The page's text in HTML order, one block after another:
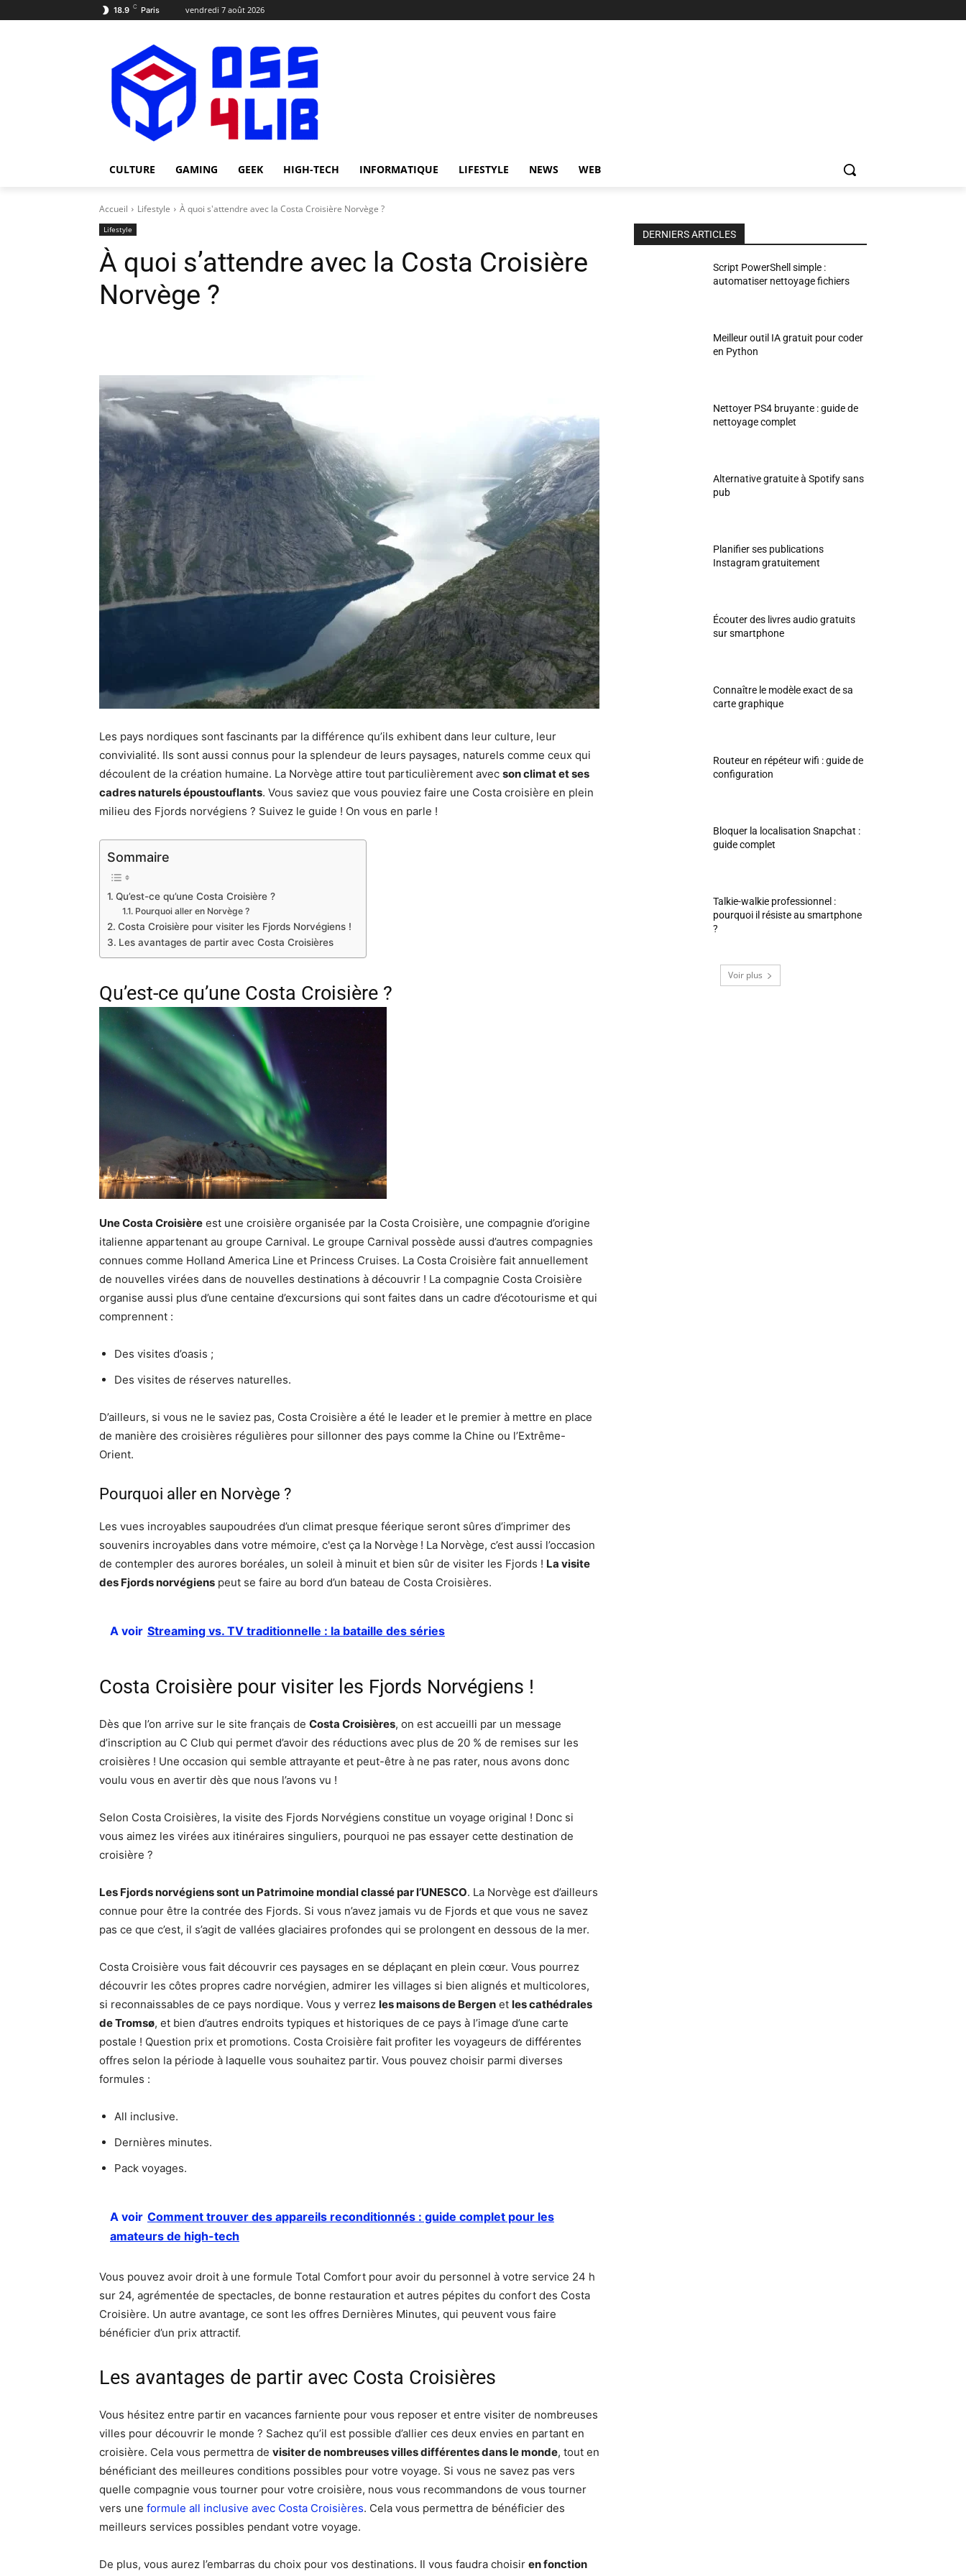
18.9 C Paris vendredi 7 août 2026
CULTURE GAMING GEEK HIGH-TECH INFORMATIQUE LIFESTYLE NEWS WEB
Accueil Lifestyle À quoi s'attendre avec la Costa Croisière Norvège ?
Lifestyle
À quoi s’attendre avec la Costa Croisière
Norvège ?
Les pays nordiques sont fascinants par la différence qu’ils exhibent dans leur culture, leur
convivialité. Ils sont aussi connus pour la splendeur de leurs paysages, naturels comme ceux qui
découlent de la création humaine. La Norvège attire tout particulièrement avec son climat et ses
cadres naturels époustouflants. Vous saviez que vous pouviez faire une Costa croisière en plein
milieu des Fjords norvégiens ? Suivez le guide ! On vous en parle !
Sommaire
Qu’est-ce qu’une Costa Croisière ?
Pourquoi aller en Norvège ?
Costa Croisière pour visiter les Fjords Norvégiens !
Les avantages de partir avec Costa Croisières
Qu’est-ce qu’une Costa Croisière ?
Une Costa Croisière est une croisière organisée par la Costa Croisière, une compagnie d’origine
italienne appartenant au groupe Carnival. Le groupe Carnival possède aussi d’autres compagnies
connues comme Holland America Line et Princess Cruises. La Costa Croisière fait annuellement
de nouvelles virées dans de nouvelles destinations à découvrir ! La compagnie Costa Croisière
organise aussi plus d’une centaine d’excursions qui sont faites dans un cadre d’écotourisme et qui
comprennent :
Des visites d’oasis ;
Des visites de réserves naturelles.
D’ailleurs, si vous ne le saviez pas, Costa Croisière a été le leader et le premier à mettre en place
de manière des croisières régulières pour sillonner des pays comme la Chine ou l’Extrême-
Orient.
Pourquoi aller en Norvège ?
Les vues incroyables saupoudrées d’un climat presque féerique seront sûres d’imprimer des
souvenirs incroyables dans votre mémoire, c'est ça la Norvège ! La Norvège, c’est aussi l’occasion
de contempler des aurores boréales, un soleil à minuit et bien sûr de visiter les Fjords ! La visite
des Fjords norvégiens peut se faire au bord d’un bateau de Costa Croisières.
A voir Streaming vs. TV traditionnelle : la bataille des séries
Costa Croisière pour visiter les Fjords Norvégiens !
Dès que l’on arrive sur le site français de Costa Croisières, on est accueilli par un message
d’inscription au C Club qui permet d’avoir des réductions avec plus de 20 % de remises sur les
croisières ! Une occasion qui semble attrayante et peut-être à ne pas rater, nous avons donc
voulu vous en avertir dès que nous l’avons vu !
Selon Costa Croisières, la visite des Fjords Norvégiens constitue un voyage original ! Donc si
vous aimez les virées aux itinéraires singuliers, pourquoi ne pas essayer cette destination de
croisière ?
Les Fjords norvégiens sont un Patrimoine mondial classé par l’UNESCO. La Norvège est d’ailleurs
connue pour être la contrée des Fjords. Si vous n’avez jamais vu de Fjords et que vous ne savez
pas ce que c’est, il s’agit de vallées glaciaires profondes qui se prolongent en dessous de la mer.
Costa Croisière vous fait découvrir ces paysages en se déplaçant en plein cœur. Vous pourrez
découvrir les côtes propres cadre norvégien, admirer les villages si bien alignés et multicolores,
si reconnaissables de ce pays nordique. Vous y verrez les maisons de Bergen et les cathédrales
de Tromsø, et bien d’autres endroits typiques et historiques de ce pays à l’image d’une carte
postale ! Question prix et promotions. Costa Croisière fait profiter les voyageurs de différentes
offres selon la période à laquelle vous souhaitez partir. Vous pouvez choisir parmi diverses
formules :
All inclusive.
Dernières minutes.
Pack voyages.
A voir Comment trouver des appareils reconditionnés : guide complet pour les
amateurs de high-tech
Vous pouvez avoir droit à une formule Total Comfort pour avoir du personnel à votre service 24 h
sur 24, agrémentée de spectacles, de bonne restauration et autres pépites du confort des Costa
Croisière. Un autre avantage, ce sont les offres Dernières Minutes, qui peuvent vous faire
bénéficier d’un prix attractif.
Les avantages de partir avec Costa Croisières
Vous hésitez entre partir en vacances farniente pour vous reposer et entre visiter de nombreuses
villes pour découvrir le monde ? Sachez qu’il est possible d’allier ces deux envies en partant en
croisière. Cela vous permettra de visiter de nombreuses villes différentes dans le monde, tout en
bénéficiant des meilleures conditions possibles pour votre voyage. Si vous ne savez pas vers
quelle compagnie vous tourner pour votre croisière, nous vous recommandons de vous tourner
vers une formule all inclusive avec Costa Croisières. Cela vous permettra de bénéficier des
meilleurs services possibles pendant votre voyage.
De plus, vous aurez l’embarras du choix pour vos destinations. Il vous faudra choisir en fonction
DERNIERS ARTICLES
Script PowerShell simple :
automatiser nettoyage fichiers
Meilleur outil IA gratuit pour coder
en Python
Nettoyer PS4 bruyante : guide de
nettoyage complet
Alternative gratuite à Spotify sans
pub
Planifier ses publications
Instagram gratuitement
Écouter des livres audio gratuits
sur smartphone
Connaître le modèle exact de sa
carte graphique
Routeur en répéteur wifi : guide de
configuration
Bloquer la localisation Snapchat :
guide complet
Talkie-walkie professionnel :
pourquoi il résiste au smartphone
?
Voir plus